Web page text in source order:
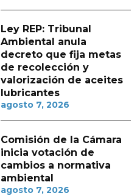
Ley REP: Tribunal
Ambiental anula
decreto que fija metas
de recolección y
valorización de aceites
lubricantes
agosto 7, 2026
Comisión de la Cámara
inicia votación de
cambios a normativa
ambiental
agosto 7, 2026